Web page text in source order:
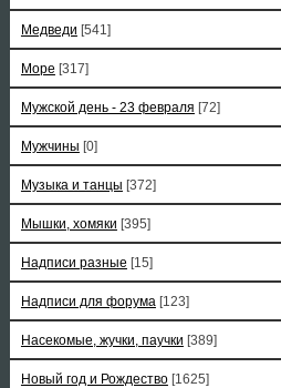
Медведи [541]
Море [317]
Мужской день - 23 февраля [72]
Мужчины [0]
Музыка и танцы [372]
Мышки, хомяки [395]
Надписи разные [15]
Надписи для форума [123]
Насекомые, жучки, паучки [389]
Новый год и Рождество [1625]